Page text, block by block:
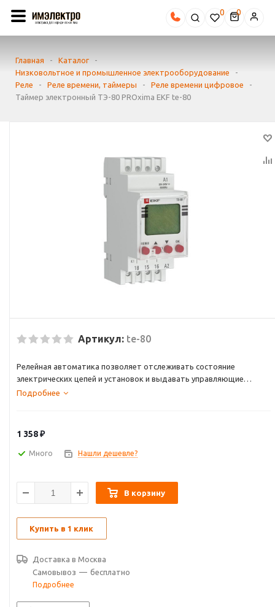
0
Главная - Каталог
-
Низковольтное и промышленное электрооборудование
-
Реле
- Реле времени, таймеры - Реле времени цифровое
-
Таймер электронный ТЭ-80 PROxima EKF te-80
Артикул: te-80
Релейная автоматика позволяет отслеживать состояние
электрических цепей и установок и выдавать управляющие
воздействия на исполнительные механизмы. Формирование
Подробнее
1 358₽
Много Нашли дешевле?
В корзину
Купить в 1 клик
Доставка в Москва
Самовывоз — бесплатно
Подробнее